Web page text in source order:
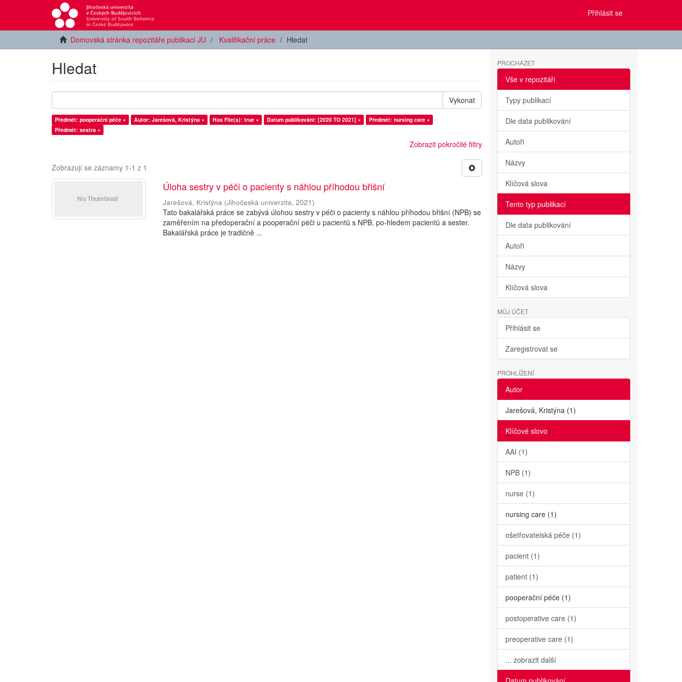
Přihlásit se
Domovská stránka repozitáře publikací JU Kvalifikační práce Hledat
Hledat
Vykonat
Předmět: pooperační péče × Autor: Jarešová, Kristýna × Has File(s): true × Datum publikování: [2020 TO 2021] ×
Předmět: nursing care ×
Předmět: sestra ×
Zobrazit pokročilé filtry
Zobrazují se záznamy 1-1 z 1
Úloha sestry v péči o pacienty s náhlou příhodou břišní
Jarešová, Kristýna (Jihočeská univerzita,2021)
Tato bakalářská práce se zabývá úlohou sestry v péči o pacienty s náhlou příhodou břišní (NPB) se
zaměřením na předoperační a pooperační péči u pacientů s NPB, po-hledem pacientů a sester.
Bakalářská práce je tradičně ...
PROCHÁZET
Vše v repozitáři
Typy publikací
Dle data publikování
Autoři
Názvy
Klíčová slova
Tento typ publikací
Dle data publikování
Autoři
Názvy
Klíčová slova
MŮJ ÚČET
Přihlásit se
Zaregistrovat se
PROHLÍŽENÍ
Autor
Jarešová, Kristýna (1)
Klíčové slovo
AAI (1)
NPB (1)
nurse (1)
nursing care (1)
ošetřovatelská péče (1)
pacient (1)
patient (1)
pooperační péče (1)
postoperative care (1)
preoperative care (1)
... zobrazit další